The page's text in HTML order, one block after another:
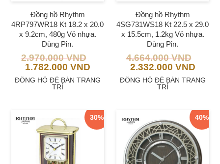
Đồng hồ Rhythm
4RP797WR18 Kt 18.2 x 20.0
x 9.2cm, 480g Vỏ nhựa.
Dùng Pin.
2.970.000VND
1.782.000 VND
ĐỒNG HỒ ĐỂ BÀN TRANG
TRÍ
Đồng hồ Rhythm
4SG731WS18 Kt 22.5 x 29.0
x 15.5cm, 1.2kg Vỏ nhựa.
Dùng Pin.
4.664.000VND
2.332.000 VND
ĐỒNG HỒ ĐỂ BÀN TRANG
TRÍ
30% 40%